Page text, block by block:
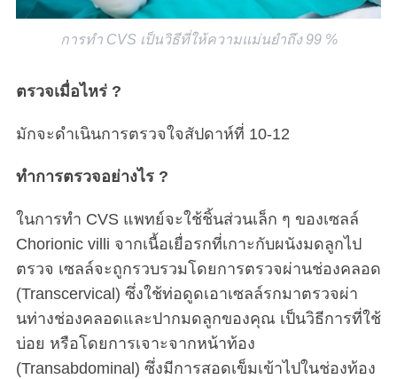
การทำ CVS เป็นวิธีที่ให้ความแม่นยำถึง 99 %
ตรวจเมื่อไหร่ ?
มักจะดำเนินการตรวจใจสัปดาห์ที่ 10-12
ทำการตรวจอย่างไร ?
ในการทำ CVS แพทย์จะใช้ชิ้นส่วนเล็ก ๆ ของเซลล์
Chorionic villi จากเนื้อเยื่อรกที่เกาะกับผนังมดลูกไป
ตรวจ เซลล์จะถูกรวบรวมโดยการตรวจผ่านช่องคลอด
(Transcervical) ซึ่งใช้ท่อดูดเอาเซลล์รกมาตรวจผ่า
นท่างช่องคลอดและปากมดลูกของคุณ เป็นวิธีการที่ใช้
บ่อย หรือโดยการเจาะจากหน้าท้อง
(Transabdominal) ซึ่งมีการสอดเข็มเข้าไปในช่องท้อง
: